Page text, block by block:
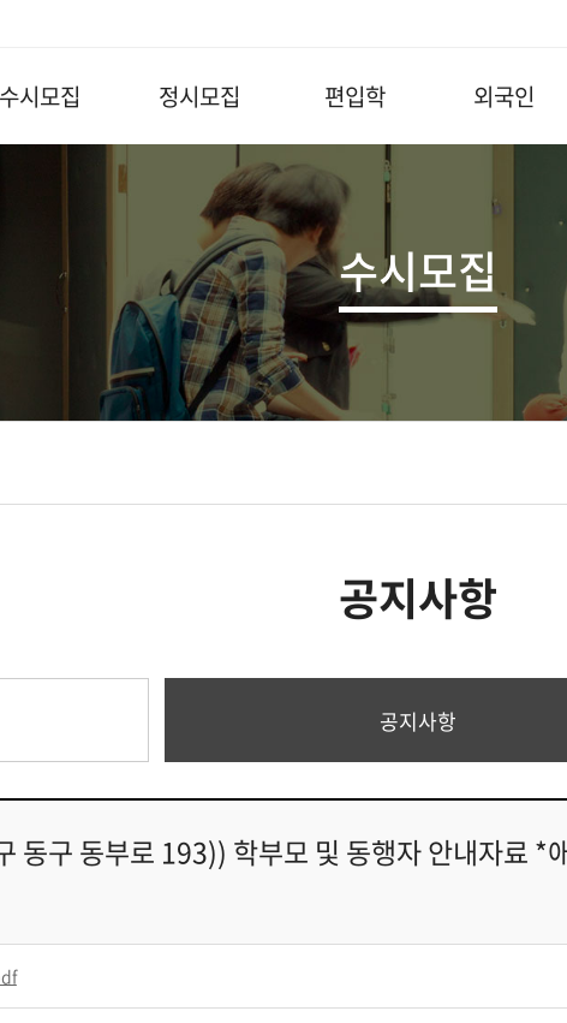
수시모집 정시모집 편입학 외국인
수시모집
공지사항
공지사항
동구 동부로 193)) 학부모 및 동행자 안내자료 *